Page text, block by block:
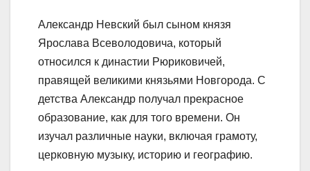
Александр Невский был сыном князя
Ярослава Всеволодовича, который
относился к династии Рюриковичей,
правящей великими князьями Новгорода. С
детства Александр получал прекрасное
образование, как для того времени. Он
изучал различные науки, включая грамоту,
церковную музыку, историю и географию.